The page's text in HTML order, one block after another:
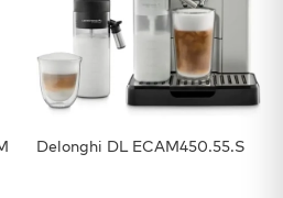
Delonghi DL ECAM450.55.S